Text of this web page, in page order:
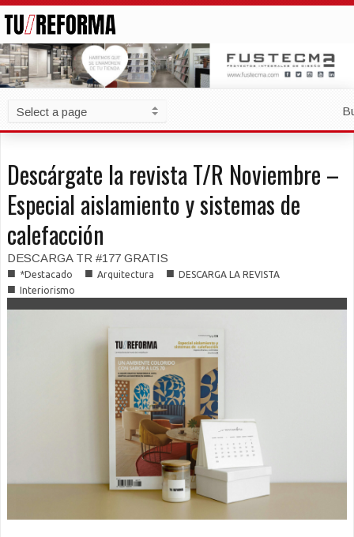
Descárgate la revista T/R Noviembre –
Especial aislamiento y sistemas de
calefacción
DESCARGA TR #177 GRATIS
■ *Destacado ■ Arquitectura ■ DESCARGA LA REVISTA
■ Interiorismo